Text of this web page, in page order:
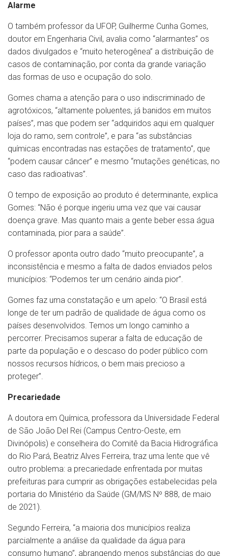
Alarme
O também professor da UFOP, Guilherme Cunha Gomes,
doutor em Engenharia Civil, avalia como “alarmantes” os
dados divulgados e “muito heterogênea” a distribuição de
casos de contaminação, por conta da grande variação
das formas de uso e ocupação do solo.
Gomes chama a atenção para o uso indiscriminado de
agrotóxicos, “altamente poluentes, já banidos em muitos
países”, mas que podem ser “adquiridos aqui em qualquer
loja do ramo, sem controle”, e para “as substâncias
químicas encontradas nas estações de tratamento”, que
“podem causar câncer” e mesmo “mutações genéticas, no
caso das radioativas”.
O tempo de exposição ao produto é determinante, explica
Gomes: “Não é porque ingeriu uma vez que vai causar
doença grave. Mas quanto mais a gente beber essa água
contaminada, pior para a saúde”.
O professor aponta outro dado “muito preocupante”, a
inconsistência e mesmo a falta de dados enviados pelos
municípios: “Podemos ter um cenário ainda pior”.
Gomes faz uma constatação e um apelo: “O Brasil está
longe de ter um padrão de qualidade de água como os
países desenvolvidos. Temos um longo caminho a
percorrer. Precisamos superar a falta de educação de
parte da população e o descaso do poder público com
nossos recursos hídricos, o bem mais precioso a
proteger”.
Precariedade
A doutora em Química, professora da Universidade Federal
de São João Del Rei (Campus Centro-Oeste, em
Divinópolis) e conselheira do Comitê da Bacia Hidrográfica
do Rio Pará, Beatriz Alves Ferreira, traz uma lente que vê
outro problema: a precariedade enfrentada por muitas
prefeituras para cumprir as obrigações estabelecidas pela
portaria do Ministério da Saúde (GM/MS Nº 888, de maio
de 2021).
Segundo Ferreira, “a maioria dos municípios realiza
parcialmente a análise da qualidade da água para
consumo humano”, abrangendo menos substâncias do que